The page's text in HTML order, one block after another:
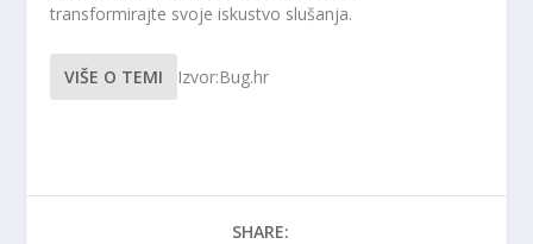
transformirajte svoje iskustvo slušanja.
VIŠE O TEMI Izvor:Bug.hr
SHARE: